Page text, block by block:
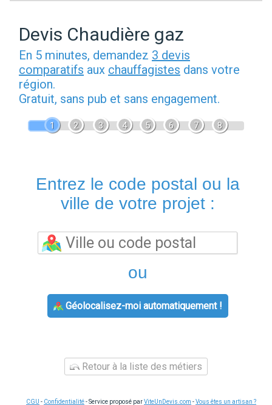
Devis Chaudière gaz
En 5 minutes, demandez 3 devis
comparatifs aux chauffagistes dans votre
région.
Gratuit, sans pub et sans engagement.
1 2 3 4 5 6 7 8
Entrez le code postal ou la
ville de votre projet :
ou
Géolocalisez-moi automatiquement !
Retour à la liste des métiers
CGU - Confidentialité- Service proposé parViteUnDevis.com -Vous êtes un artisan ?